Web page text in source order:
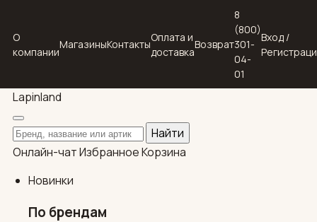
О
компании
МагазиныКонтакты
Оплата и
доставка
Возврат
8
(800)
301-
04-
01
Вход /
Lapinland
Поиск по каталогу
Найти
Онлайн-чатИзбранноеКорзина
Новинки
По брендам